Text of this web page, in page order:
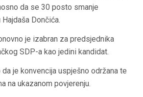
da se 30 posto smanje
Dončića.
je izabran za predsjednika
SDP-a kao jedini kandidat.
da je konvencija uspješno održana te
na ukazanom povjerenju.